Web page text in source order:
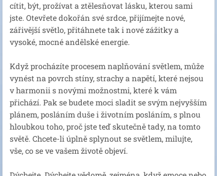
cítit, být, prožívat a ztělesňovat lásku, kterou sami
jste. Otevřete dokořán své srdce, přijímejte nové,
zářivější světlo, přitáhnete tak i nové zážitky a
vysoké, mocné andělské energie.
Když procházíte procesem naplňování světlem, může
vynést na povrch stíny, strachy a napětí, které nejsou
v harmonii s novými možnostmi, které k vám
přichází. Pak se budete moci sladit se svým nejvyšším
plánem, posláním duše i životním posláním, s plnou
hloubkou toho, proč jste teď skutečně tady, na tomto
světě. Chcete-li úplně splynout se světlem, milujte,
vše, co se ve vašem životě objeví.